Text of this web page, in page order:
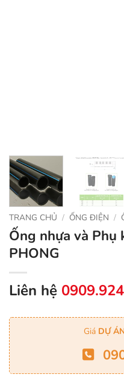
TRANG CHỦ / ỐNG ĐIỆN /
Ống nhựa và Phụ
PHONG
Liên hệ
Giá DỰ